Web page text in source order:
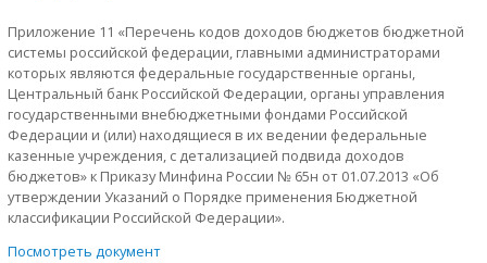
Приложение 11 «Перечень кодов доходов бюджетов бюджетной
системы российской федерации, главными администраторами
которых являются федеральные государственные органы,
Центральный банк Российской Федерации, органы управления
государственными внебюджетными фондами Российской
Федерации и (или) находящиеся в их ведении федеральные
казенные учреждения, с детализацией подвида доходов
бюджетов» к Приказу Минфина России № 65н от 01.07.2013 «Об
утверждении Указаний о Порядке применения Бюджетной
классификации Российской Федерации».
Посмотреть документ